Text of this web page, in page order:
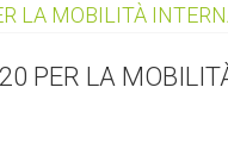
PER LA